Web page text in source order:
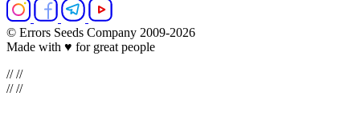
© Errors Seeds Company 2009-2026
Made with ♥ for great people
////
////